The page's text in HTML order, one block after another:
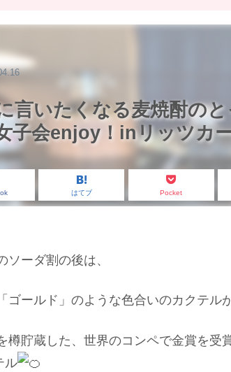
言いたくなる麦焼酎の
子会enjoy！inリッツカ
はてブ Pocket
ソーダ割の後は、
ゴールド」のような色合いのカクテル
樽貯蔵した、世界のコンペで金賞を
ル